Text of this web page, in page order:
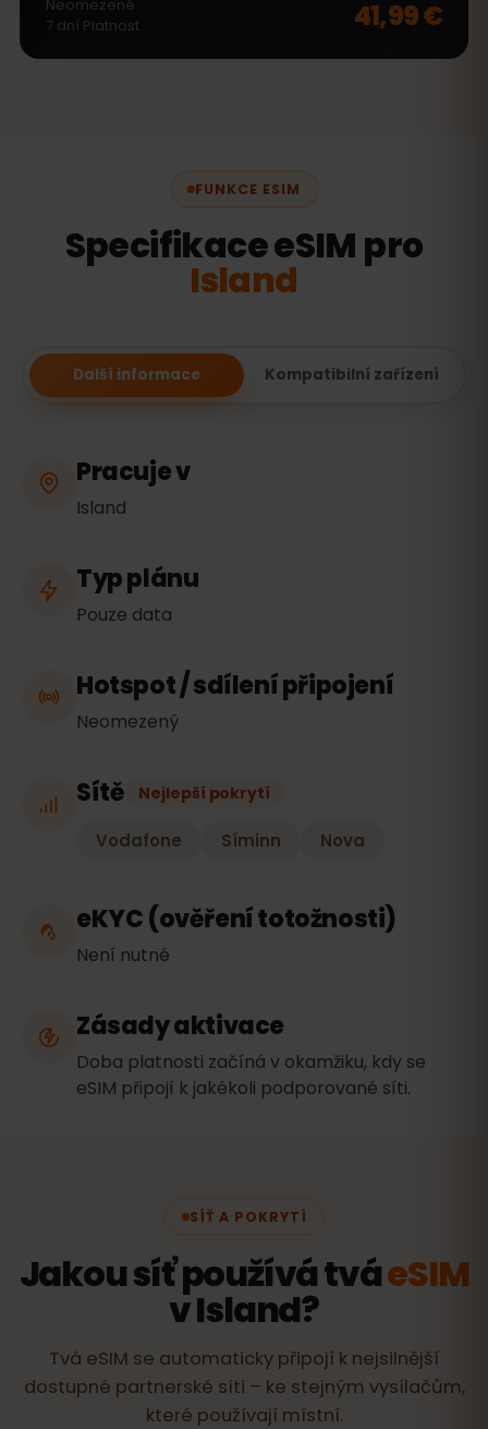
Neomezené
7 dní Platnost 41,99 €
FUNKCE ESIM
Specifikace eSIM pro
Island
Další informace Kompatibilní zařízení
Pracuje v
Island
Typ plánu
Pouze data
Hotspot / sdílení připojení
Neomezený
Sítě Nejlepší pokrytí
Vodafone Síminn Nova
eKYC (ověření totožnosti)
Není nutné
Zásady aktivace
Doba platnosti začíná v okamžiku, kdy se
eSIM připojí k jakékoli podporované síti.
SÍŤ A POKRYTÍ
Jakou síť používá tváeSIM
v Island?
Tvá eSIM se automaticky připojí k nejsilnější
dostupné partnerské síti – ke stejným vysílačům,
které používají místní.